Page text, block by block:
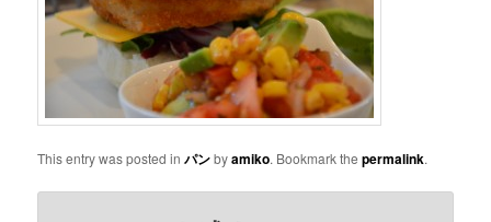
This entry was posted inパンbyamiko. Bookmark thepermalink.